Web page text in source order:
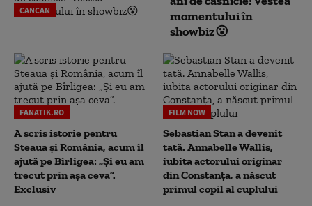
CANCAN
momentului în
showbiz😮
FANATIK.RO
A scris istorie pentru
Steaua și România, acum îl
ajută pe Bîrligea: „Și eu am
trecut prin așa ceva”.
Exclusiv
FILM NOW
Sebastian Stan a devenit
tată. Annabelle Wallis,
iubita actorului originar
din Constanța, a născut
primul copil al cuplului